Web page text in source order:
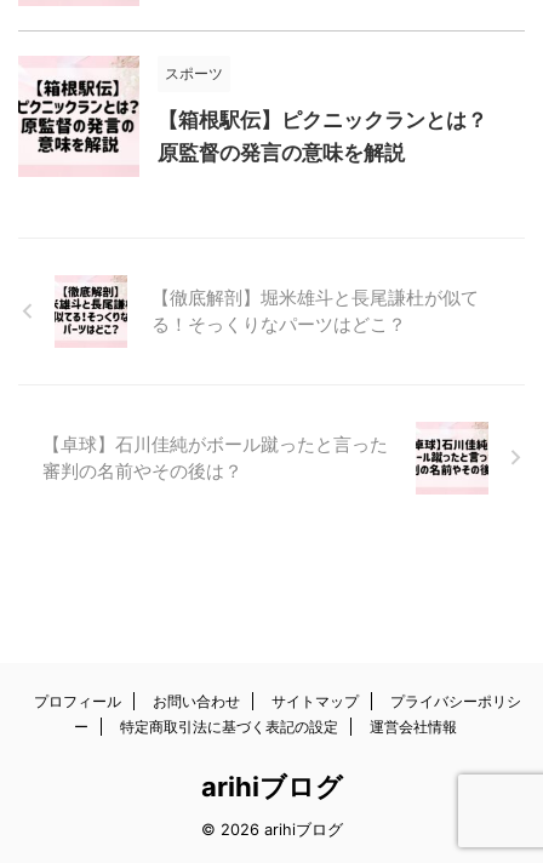
スポーツ
【箱根駅伝】ピクニックランとは？
原監督の発言の意味を解説
【徹底解剖】堀米雄斗と長尾謙杜が似て
る！そっくりなパーツはどこ？
【卓球】石川佳純がボール蹴ったと言った
審判の名前やその後は？
プロフィール お問い合わせ サイトマップ
プライバシーポリシ
ー
特定商取引法に基づく表記の設定 運営会社情報
arihiブログ
© 2026 arihiブログ